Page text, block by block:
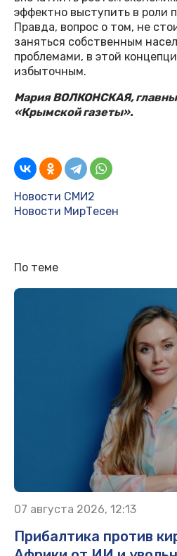
эффектно выступить в роли
Правда, вопрос о том, не
заняться собственным
проблемами, в этой
избыточным.
Мария ВОЛКОНСКАЯ,
«Крымской газеты».
Новости СМИ2
Новости МирТесен
По теме
07 августа 2026, 12:13
Прибалтика против